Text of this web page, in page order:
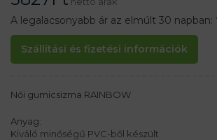
A legalacsonyabb ár az elmúlt 30 napban:
Szállítási és fizetési információk
Női gumicsizma RAINBOW
Anyag:
Kiváló minőségű PVC-ből készült